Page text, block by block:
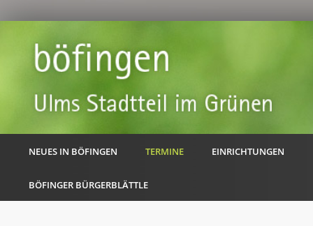
NEUES IN BÖFINGEN TERMINE EINRICHTUNGEN
BÖFINGER BÜRGERBLÄTTLE